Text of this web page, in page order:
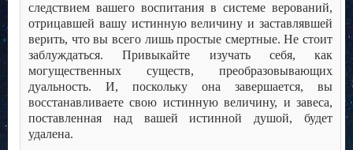
следствием вашего воспитания в системе верований,
отрицавшей вашу истинную величину и заставлявшей
верить, что вы всего лишь простые смертные. Не стоит
заблуждаться. Привыкайте изучать себя, как
могущественных существ, преобразовывающих
дуальность. И, поскольку она завершается, вы
восстанавливаете свою истинную величину, и завеса,
поставленная над вашей истинной душой, будет
удалена.